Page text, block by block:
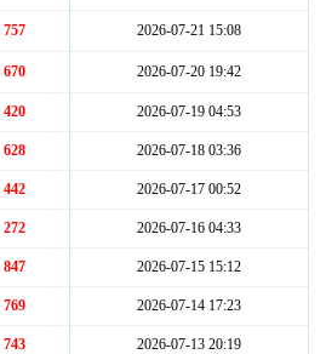
757 2026-07-21 15:08
670 2026-07-20 19:42
420 2026-07-19 04:53
628 2026-07-18 03:36
442 2026-07-17 00:52
272 2026-07-16 04:33
847 2026-07-15 15:12
769 2026-07-14 17:23
743 2026-07-13 20:19